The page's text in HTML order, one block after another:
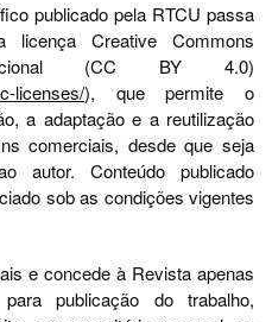
publicado pela RTCU passa
Creative Commons
(CC BY 4.0)
licenses/), que permite o
a adaptação e a reutilização
comerciais, desde que seja
autor. Conteúdo publicado
sob as condições vigentes
e concede à Revista apenas
publicação do trabalho,